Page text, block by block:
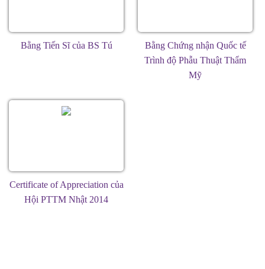
Bằng Tiến Sĩ của BS Tú
Bằng Chứng nhận Quốc tế
Trình độ Phẫu Thuật Thẩm
Mỹ
Certificate of Appreciation của
Hội PTTM Nhật 2014